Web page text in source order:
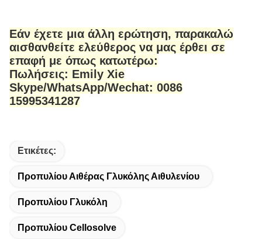
Εάν έχετε μια άλλη ερώτηση, παρακαλώ
αισθανθείτε ελεύθερος να μας έρθει σε
επαφή με όπως κατωτέρω:
Πωλήσεις: Emily Xie
Skype/WhatsApp/Wechat: 0086
15995341287
Ετικέτες:
Προπυλίου Αιθέρας Γλυκόλης Αιθυλενίου
Προπυλίου Γλυκόλη
Προπυλίου Cellosolve